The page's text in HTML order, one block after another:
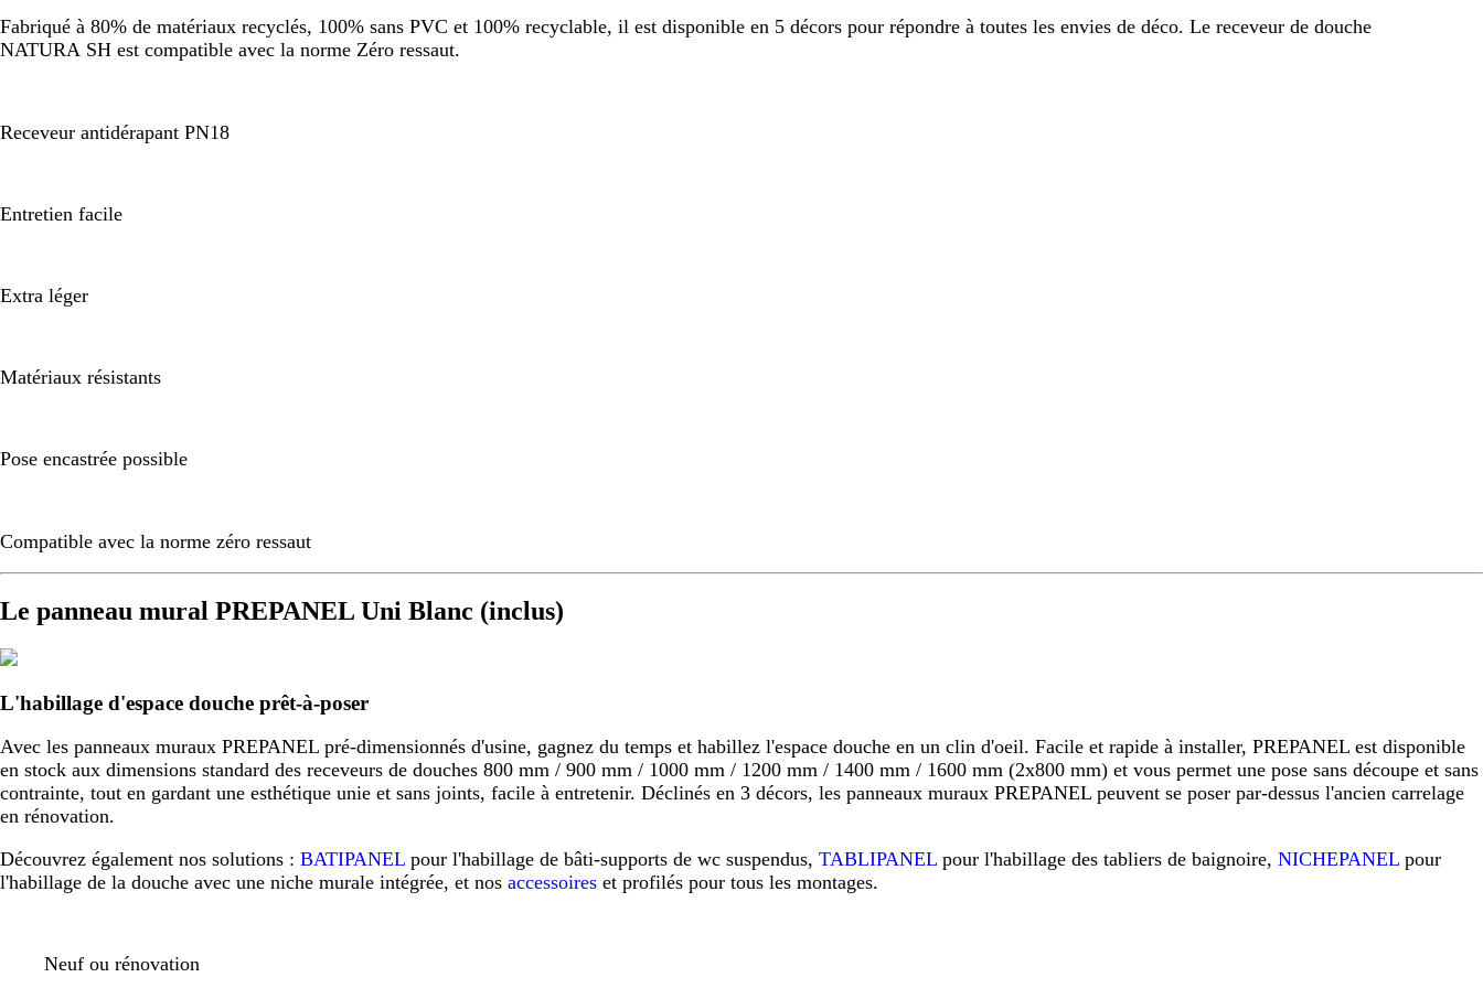
Fabriqué à 80% de matériaux recyclés, 100% sans PVC et 100% recyclable, il est disponible en 5 décors pour répondre à toutes les envies de déco. Le receveur de douche
NATURA SH est compatible avec la norme Zéro ressaut.
Receveur antidérapant PN18
Entretien facile
Extra léger
Matériaux résistants
Pose encastrée possible
Compatible avec la norme zéro ressaut
Le panneau mural PREPANEL Uni Blanc (inclus)
L'habillage d'espace douche prêt-à-poser
Avec les panneaux muraux PREPANEL pré-dimensionnés d'usine, gagnez du temps et habillez l'espace douche en un clin d'oeil. Facile et rapide à installer, PREPANEL est disponible
en stock aux dimensions standard des receveurs de douches 800 mm / 900 mm / 1000 mm / 1200 mm / 1400 mm / 1600 mm (2x800 mm) et vous permet une pose sans découpe et sans
contrainte, tout en gardant une esthétique unie et sans joints, facile à entretenir. Déclinés en 3 décors, les panneaux muraux PREPANEL peuvent se poser par-dessus l'ancien carrelage
en rénovation.
Découvrez également nos solutions : BATIPANEL pour l'habillage de bâti-supports de wc suspendus, TABLIPANEL pour l'habillage des tabliers de baignoire, NICHEPANEL pour
l'habillage de la douche avec une niche murale intégrée, et nos accessoires et profilés pour tous les montages.
Neuf ou rénovation